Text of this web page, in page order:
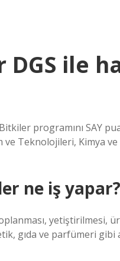
ile
programını SAY
Teknolojileri, Kimya
ne iş yapar?
yetiştirilmesi,
gıda ve parfümeri